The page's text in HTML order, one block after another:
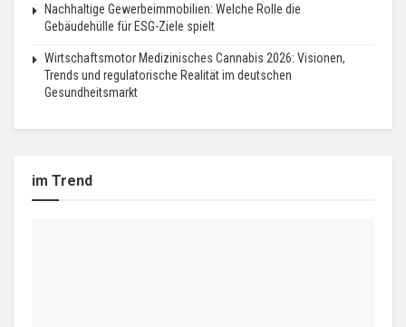
Nachhaltige Gewerbeimmobilien: Welche Rolle die
Gebäudehülle für ESG-Ziele spielt
Wirtschaftsmotor Medizinisches Cannabis 2026: Visionen,
Trends und regulatorische Realität im deutschen
Gesundheitsmarkt
im Trend